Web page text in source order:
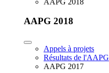
AAPG 2018
Appels à projets
Résultats de l'AAPG
AAPG 2017